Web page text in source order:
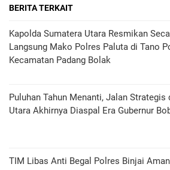
BERITA TERKAIT
Kapolda Sumatera Utara Resmikan
Langsung Mako Polres Paluta di Tano
Kecamatan Padang Bolak
Puluhan Tahun Menanti, Jalan Strategis
Utara Akhirnya Diaspal Era Gubernur
TIM Libas Anti Begal Polres Binjai